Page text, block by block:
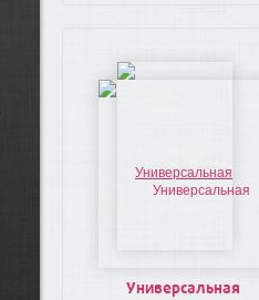
Универсальная